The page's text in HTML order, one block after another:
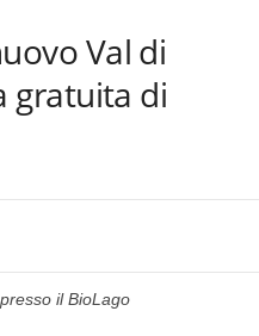
Val di
gratuita di
il BioLago